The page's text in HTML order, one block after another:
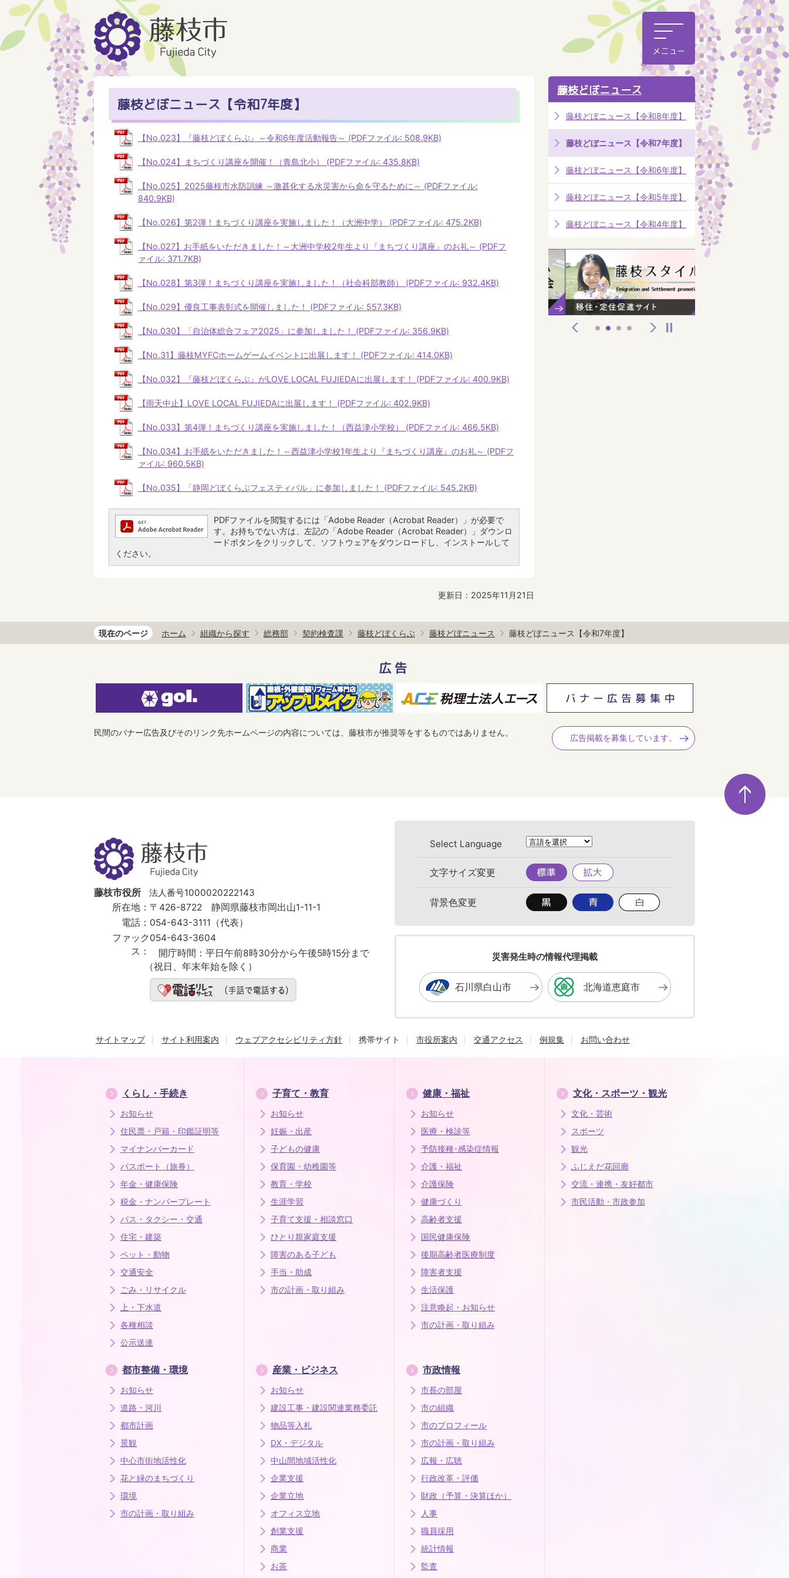
藤枝どぼニュース【令和7年度】
【No.023】『藤枝どぼくらぶ』～令和6年度活動報告～ (PDFファイル: 508.9KB)
【No.024】まちづくり講座を開催！（青島北小） (PDFファイル: 435.8KB)
【No.025】2025藤枝市水防訓練 ～激甚化する水災害から命を守るために～ (PDFファイル:
840.9KB)
【No.026】第2弾！まちづくり講座を実施しました！（大洲中学） (PDFファイル: 475.2KB)
【No.027】お手紙をいただきました！～大洲中学校2年生より『まちづくり講座』のお礼～ (PDFフ
ァイル: 371.7KB)
【No.028】第3弾！まちづくり講座を実施しました！（社会科部教師） (PDFファイル: 932.4KB)
【No.029】優良工事表彰式を開催しました！ (PDFファイル: 557.3KB)
【No.030】「自治体総合フェア2025」に参加しました！ (PDFファイル: 356.9KB)
【No.31】藤枝MYFCホームゲームイベントに出展します！ (PDFファイル: 414.0KB)
【No.032】『藤枝どぼくらぶ』がLOVE LOCAL FUJIEDAに出展します！ (PDFファイル: 400.9KB)
【雨天中止】LOVE LOCAL FUJIEDAに出展します！ (PDFファイル: 402.9KB)
【No.033】第4弾！まちづくり講座を実施しました！（西益津小学校） (PDFファイル: 466.5KB)
【No.034】お手紙をいただきました！～西益津小学校1年生より『まちづくり講座』のお礼～ (PDFフ
ァイル: 960.5KB)
【No.035】「静岡どぼくらぶフェスティバル」に参加しました！ (PDFファイル: 545.2KB)
PDFファイルを閲覧するには「Adobe Reader（Acrobat Reader）」が必要で
す。お持ちでない方は、左記の「Adobe Reader（Acrobat Reader）」ダウンロ
ードボタンをクリックして、ソフトウェアをダウンロードし、インストールして
ください。
更新日：2025年11月21日
藤枝どぼニュース
藤枝どぼニュース【令和8年度】
藤枝どぼニュース【令和7年度】
藤枝どぼニュース【令和6年度】
藤枝どぼニュース【令和5年度】
藤枝どぼニュース【令和4年度】
現在のページ ホーム 組織から探す 総務部 契約検査課 藤枝どぼくらぶ 藤枝どぼニュース 藤枝どぼニュース【令和7年度】
広告
民間のバナー広告及びそのリンク先ホームページの内容については、藤枝市が推奨等をするものではありません。
広告掲載を募集しています。
ペ
ー
ジ
の
藤
枝
市
Fujieda
City
藤枝市役所
法人番号1000020222143
所在地： 〒426-8722 静岡県藤枝市岡出山1-11-1
電話： 054-643-3111（代表）
ファック
ス：
054-643-3604
開庁時間： 平日午前8時30分から午後5時15分まで
（祝日、年末年始を除く）
Select Language
文字サイズ変更
標
準
拡
大
背景色変更
背
景
色
す
る
背
景
色
る
背
景
る
災害発生時の情報代理掲載
石川県白山市 北海道恵庭市
サイトマップ サイト利用案内 ウェブアクセシビリティ方針 携帯サイト 市役所案内 交通アクセス 例規集 お問い合わせ
くらし・手続き
お知らせ
住民票・戸籍・印鑑証明等
マイナンバーカード
パスポート（旅券）
年金・健康保険
税金・ナンバープレート
バス・タクシー・交通
住宅・建築
ペット・動物
交通安全
ごみ・リサイクル
上・下水道
各種相談
公示送達
子育て・教育
お知らせ
妊娠・出産
子どもの健康
保育園・幼稚園等
教育・学校
生涯学習
子育て支援・相談窓口
ひとり親家庭支援
障害のある子ども
手当・助成
市の計画・取り組み
健康・福祉
お知らせ
医療・検診等
予防接種･感染症情報
介護・福祉
介護保険
健康づくり
高齢者支援
国民健康保険
後期高齢者医療制度
障害者支援
生活保護
注意喚起・お知らせ
市の計画・取り組み
文化・スポーツ・観光
文化・芸術
スポーツ
観光
ふじえだ花回廊
交流・連携・友好都市
市民活動・市政参加
都市整備・環境
お知らせ
道路・河川
都市計画
景観
中心市街地活性化
花と緑のまちづくり
環境
市の計画・取り組み
産業・ビジネス
お知らせ
建設工事・建設関連業務委託
物品等入札
DX・デジタル
中山間地域活性化
企業支援
企業立地
オフィス立地
創業支援
商業
お茶
市政情報
市長の部屋
市の組織
市のプロフィール
市の計画・取り組み
広報・広聴
行政改革・評価
財政（予算・決算ほか）
人事
職員採用
統計情報
監査